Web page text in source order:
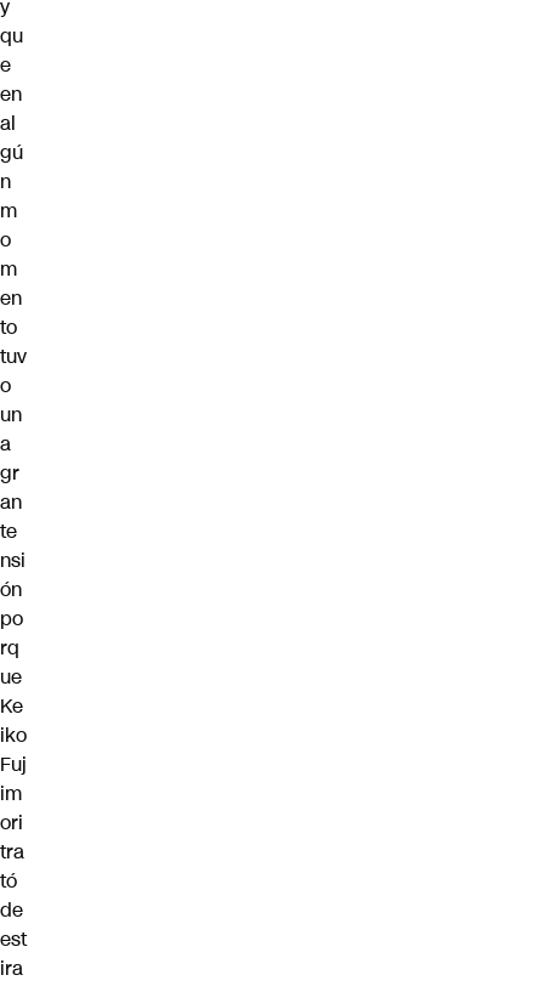
y
qu
e
en
al
gú
n
m
o
m
en
to
tuv
o
un
a
gr
an
te
nsi
ón
po
rq
ue
Ke
iko
Fuj
im
ori
tra
tó
de
est
ira